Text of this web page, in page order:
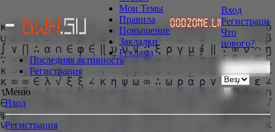
Мои Темы
Правила
Повышение
Закладки
Реклама
📹 GoodZone.live видео без смс и
Вход
Регистрация
Что
нового?
Искать
заголовках
Последняя активность
Регистрация
Меню
Вход
Регистрация